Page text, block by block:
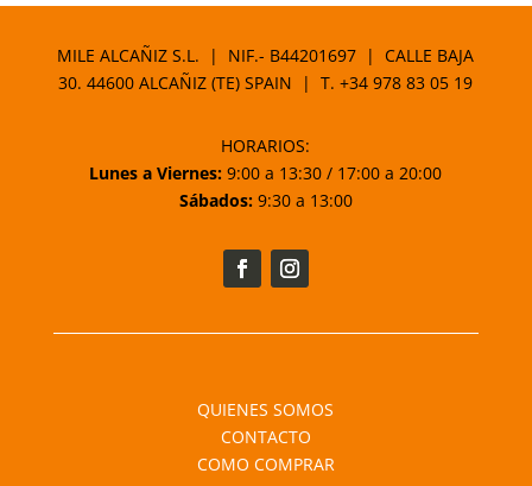
34,95 €.29,71 €.
MILE ALCAÑIZ S.L. | NIF.- B44201697 | CALLE BAJA
30. 44600 ALCAÑIZ (TE) SPAIN | T.+34 978 83 05 19
HORARIOS:
Lunes a Viernes: 9:00 a 13:30 / 17:00 a 20:00
Sábados:9:30 a 13:00
QUIENES SOMOS
CONTACTO
COMO COMPRAR